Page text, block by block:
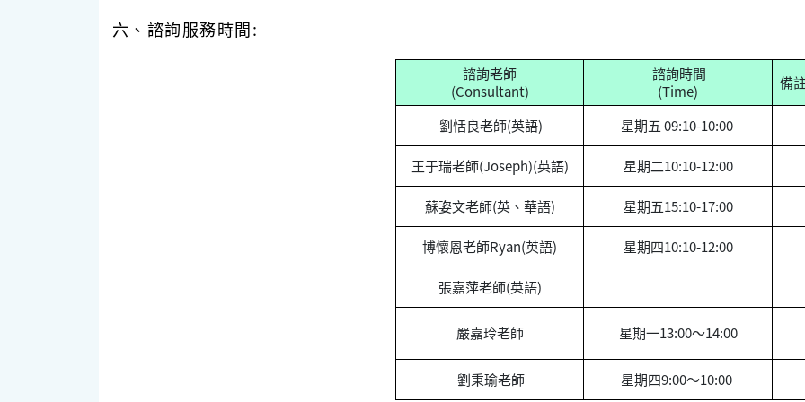
六、諮詢服務時間:
諮詢老師
(Consultant)
諮詢時間
(Time)
備
劉恬良老師(英語) 星期五 09:10-10:00
王于瑞老師(Joseph)(英語) 星期二10:10-12:00
蘇姿文老師(英、華語) 星期五15:10-17:00
博懷恩老師Ryan(英語) 星期四10:10-12:00
張嘉萍老師(英語)
嚴嘉玲老師 星期一13:00～14:00
劉秉瑜老師 星期四9:00～10:00